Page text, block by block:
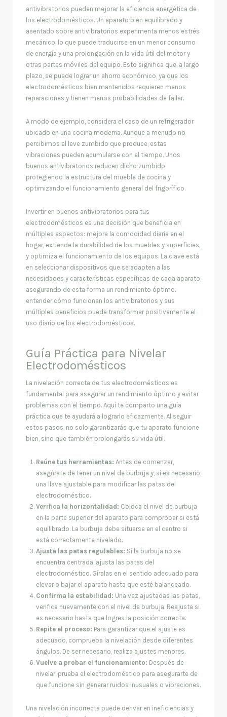
antivibratorios pueden mejorar la eficiencia energética de
los electrodomésticos. Un aparato bien equilibrado y
asentado sobre antivibratorios experimenta menos estrés
mecánico, lo que puede traducirse en un menor consumo
de energía y una prolongación en la vida útil del motor y
otras partes móviles del equipo. Esto significa que, a largo
plazo, se puede lograr un ahorro económico, ya que los
electrodomésticos bien mantenidos requieren menos
reparaciones y tienen menos probabilidades de fallar.
A modo de ejemplo, considera el caso de un refrigerador
ubicado en una cocina moderna. Aunque a menudo no
percibimos el leve zumbido que produce, estas
vibraciones pueden acumularse con el tiempo. Unos
buenos antivibratorios reducen dicho zumbido,
protegiendo la estructura del mueble de cocina y
optimizando el funcionamiento general del frigorífico.
Invertir en buenos antivibratorios para tus
electrodomésticos es una decisión que beneficia en
múltiples aspectos: mejora la comodidad diaria en el
hogar, extiende la durabilidad de los muebles y superficies,
y optimiza el funcionamiento de los equipos. La clave está
en seleccionar dispositivos que se adapten a las
necesidades y características específicas de cada aparato,
asegurando de esta forma un rendimiento óptimo.
entender cómo funcionan los antivibratorios y sus
múltiples beneficios puede transformar positivamente el
uso diario de los electrodomésticos.
Guía Práctica para Nivelar
Electrodomésticos
La nivelación correcta de tus electrodomésticos es
fundamental para asegurar un rendimiento óptimo y evitar
problemas con el tiempo. Aquí te comparto una guía
práctica que te ayudará a lograrlo eficazmente. Al seguir
estos pasos, no solo garantizarás que tu aparato funcione
bien, sino que también prolongarás su vida útil.
Reúne tus herramientas: Antes de comenzar,
asegúrate de tener un nivel de burbuja y, si es necesario,
una llave ajustable para modificar las patas del
electrodoméstico.
Verifica la horizontalidad: Coloca el nivel de burbuja
en la parte superior del aparato para comprobar si está
equilibrado. La burbuja debe situarse en el centro si
está correctamente nivelado.
Ajusta las patas regulables: Si la burbuja no se
encuentra centrada, ajusta las patas del
electrodoméstico. Gíralas en el sentido adecuado para
elevar o bajar el aparato hasta que esté balanceado.
Confirma la estabilidad: Una vez ajustadas las patas,
verifica nuevamente con el nivel de burbuja. Reajusta si
es necesario hasta que logres la posición correcta.
Repite el proceso: Para garantizar que el ajuste es
adecuado, comprueba la nivelación desde diferentes
ángulos. De ser necesario, realiza ajustes menores.
Vuelve a probar el funcionamiento: Después de
nivelar, prueba el electrodoméstico para asegurarte de
que funcione sin generar ruidos inusuales o vibraciones.
Una nivelación incorrecta puede derivar en ineficiencias y